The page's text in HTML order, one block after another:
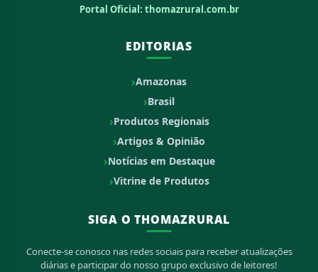
Portal Oficial: thomazrural.com.br
EDITORIAS
Amazonas
Brasil
Produtos Regionais
Artigos & Opinião
Notícias em Destaque
Vitrine de Produtos
SIGA O THOMAZRURAL
Conecte-se conosco nas redes sociais para receber atualizações
diárias e participar do nosso grupo exclusivo de leitores!